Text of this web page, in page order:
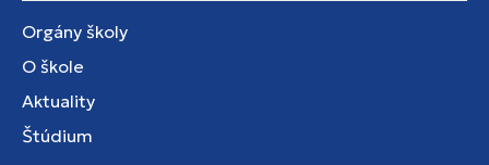
Orgány školy
O škole
Aktuality
Štúdium